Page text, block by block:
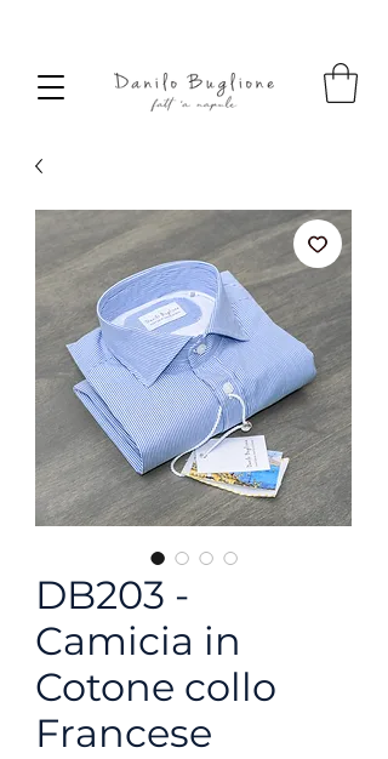
DB203 -
Camicia in
Cotone collo
Francese